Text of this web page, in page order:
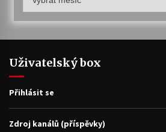
archiv
Uživatelský box
Přihlásit se
Zdroj kanálů (příspěvky)